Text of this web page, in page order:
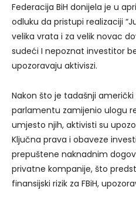
Federacija BiH donijela je u
odluku da pristupi realizaciji
velika vrata i za velik novac
sudeći I nepoznat investitor
upozoravaju aktiviszi.
Nakon što je tadašnji
parlamentu zamijenio ulogu
umjesto njih, aktivisti su
Ključna prava i obaveze
prepuštene naknadnim
privatne kompanije, što
finansijski rizik za FBiH,